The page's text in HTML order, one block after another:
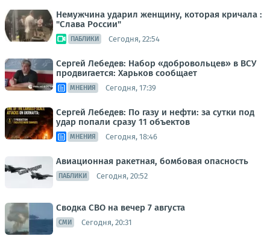
Немужчина ударил женщину, которая кричала :
"Слава России"
ПАБЛИКИ Сегодня, 22:54
Сергей Лебедев: Набор «добровольцев» в ВСУ
продвигается: Харьков сообщает
МНЕНИЯ Сегодня, 17:39
Сергей Лебедев: По газу и нефти: за сутки под
удар попали сразу 11 объектов
МНЕНИЯ Сегодня, 18:46
Авиационная ракетная, бомбовая опасность
ПАБЛИКИ Сегодня, 20:52
Сводка СВО на вечер 7 августа
СМИ Сегодня, 20:31